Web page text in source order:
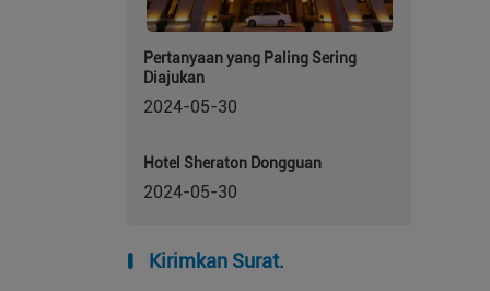
Pertanyaan yang Paling Sering
Diajukan
2024-05-30
Hotel Sheraton Dongguan
2024-05-30
Kirimkan Surat.